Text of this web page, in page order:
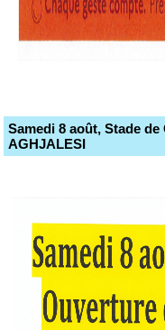
Samedi 8 août, Stade
AGHJALESI